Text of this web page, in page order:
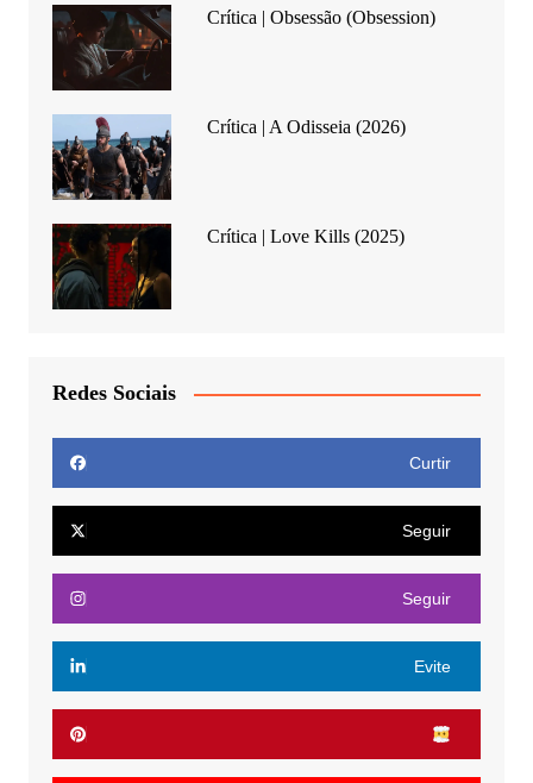
Crítica | Obsessão (Obsession)
Crítica | A Odisseia (2026)
Crítica | Love Kills (2025)
Redes Sociais
Curtir
Seguir
Seguir
Evite